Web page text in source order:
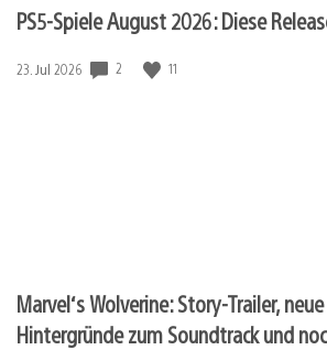
PS5-Spiele August 2026: Diese
Veröffentlichungsdatum:
23. Jul 2026 2 11
Marvel‘s Wolverine: Story-Trailer,
Hintergründe zum Soundtrack und